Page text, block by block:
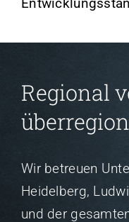
Regional
Wir betreuen
Heidelberg,
und der